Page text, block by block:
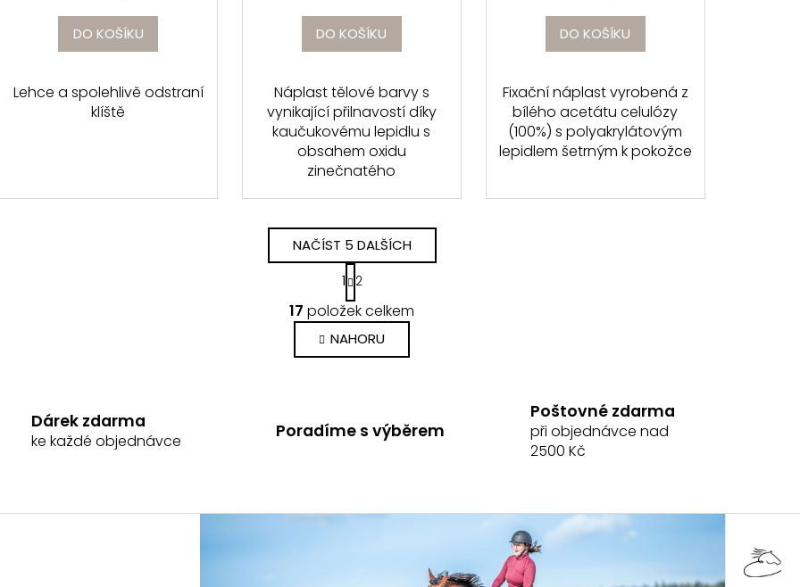
DO KOŠÍKU
Lehce a spolehlivě odstraní
klíště
DO KOŠÍKU
Náplast tělové barvy s
vynikající přilnavostí díky
kaučukovému lepidlu s
obsahem oxidu
zinečnatého
DO KOŠÍKU
Fixační náplast vyrobená z
bílého acetátu celulózy
(100%) s polyakrylátovým
lepidlem šetrným k pokožce
O
v
l
á
í
k
NAČÍST 5 DALŠÍCH
S
t
r
á
n
k
n
í
1 2
17 položek celkem
NAHORU
Dárek zdarma
ke každé objednávce Poradíme s výběrem
Poštovné zdarma
při objednávce nad
2500 Kč